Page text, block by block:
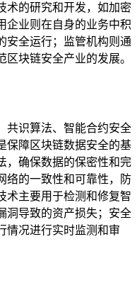
术的研究和开发，如加密
企业则在自身的业务中积
安全运行；监管机构则通
块链安全产业的发展。
共识算法、智能合约安全
保障区块链数据安全的基
，确保数据的保密性和完
络的一致性和可靠性，防
术主要用于检测和修复智
洞导致的资产损失；安全
情况进行实时监测和审